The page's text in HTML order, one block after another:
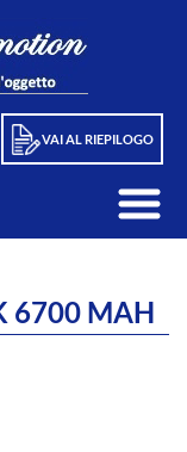
VAI AL RIEPILOGO
6700 MAH